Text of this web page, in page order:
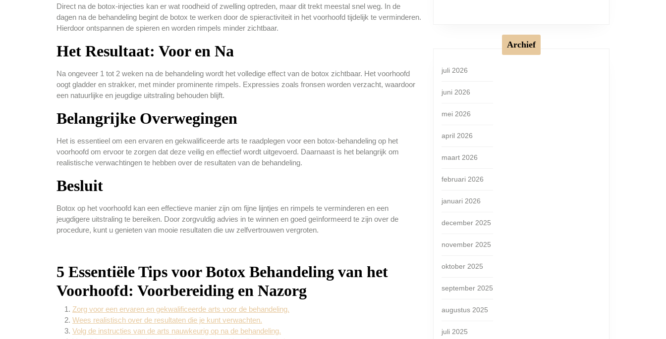
Direct na de botox-injecties kan er wat roodheid of zwelling optreden, maar dit trekt meestal snel weg. In de
dagen na de behandeling begint de botox te werken door de spieractiviteit in het voorhoofd tijdelijk te verminderen.
Hierdoor ontspannen de spieren en worden rimpels minder zichtbaar.
Het Resultaat: Voor en Na
Na ongeveer 1 tot 2 weken na de behandeling wordt het volledige effect van de botox zichtbaar. Het voorhoofd
oogt gladder en strakker, met minder prominente rimpels. Expressies zoals fronsen worden verzacht, waardoor
een natuurlijke en jeugdige uitstraling behouden blijft.
Belangrijke Overwegingen
Het is essentieel om een ervaren en gekwalificeerde arts te raadplegen voor een botox-behandeling op het
voorhoofd om ervoor te zorgen dat deze veilig en effectief wordt uitgevoerd. Daarnaast is het belangrijk om
realistische verwachtingen te hebben over de resultaten van de behandeling.
Besluit
Botox op het voorhoofd kan een effectieve manier zijn om fijne lijntjes en rimpels te verminderen en een
jeugdigere uitstraling te bereiken. Door zorgvuldig advies in te winnen en goed geïnformeerd te zijn over de
procedure, kunt u genieten van mooie resultaten die uw zelfvertrouwen vergroten.
5 Essentiële Tips voor Botox Behandeling van het
Voorhoofd: Voorbereiding en Nazorg
Zorg voor een ervaren en gekwalificeerde arts voor de behandeling.
Wees realistisch over de resultaten die je kunt verwachten.
Volg de instructies van de arts nauwkeurig op na de behandeling.
Archief
juli 2026
juni 2026
mei 2026
april 2026
maart 2026
februari 2026
januari 2026
december 2025
november 2025
oktober 2025
september 2025
augustus 2025
juli 2025